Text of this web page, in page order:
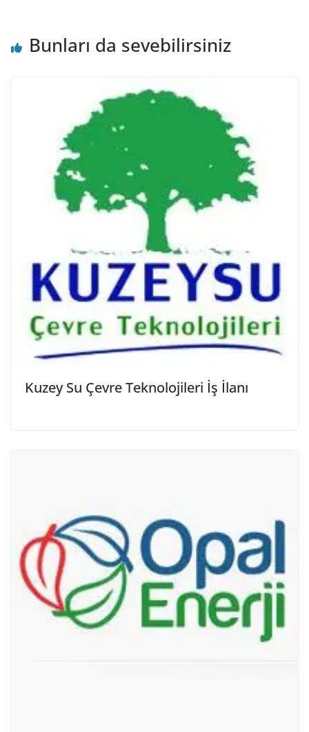
Bunları da sevebilirsiniz
Kuzey Su Çevre Teknolojileri İş İlanı